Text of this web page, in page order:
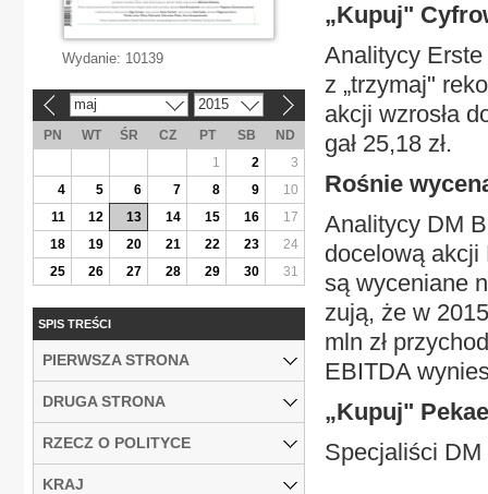
„Ku­puj"
Ana­li­ty­cy
z „trzy­maj"
ak­cji wzro­sła
gał 25,18 zł.
Ro­śnie
Ana­li­ty­cy DM
do­ce­lo­wą
są wy­ce­nia­ne
zu­ją, że w
mln zł
EBIT­DA
„Ku­puj"
Spe­cja­li­ści
Wydanie: 10139
maj 2015
PN WT ŚR CZ PT SB
ND
1
2
3
4
5 6 7 8 9
10
11
12 13 14 15 16
17
18
19 20 21 22 23
24
25
26 27 28 29 30 31
SPIS TREŚCI
PIERWSZA STRONA
DRUGA STRONA
RZECZ O POLITYCE
KRAJ